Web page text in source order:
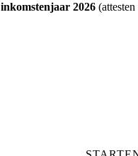
inkomstenjaar 2026